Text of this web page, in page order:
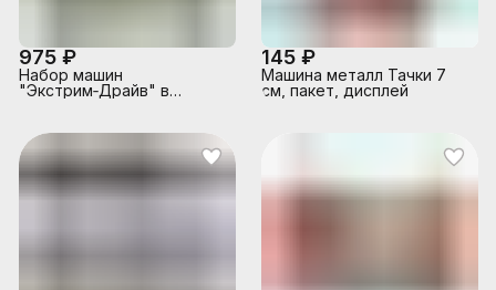
975 ₽
Набор машин
"Экстрим‑Драйв" в
145 ₽
Машина металл Тачки 7
см, пакет, дисплей